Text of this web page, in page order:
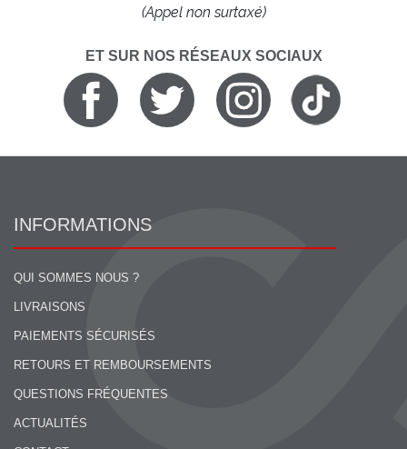
(Appel non surtaxé)
ET SUR NOS RÉSEAUX SOCIAUX
INFORMATIONS
QUI SOMMES NOUS ?
LIVRAISONS
PAIEMENTS SÉCURISÉS
RETOURS ET REMBOURSEMENTS
QUESTIONS FRÉQUENTES
ACTUALITÉS